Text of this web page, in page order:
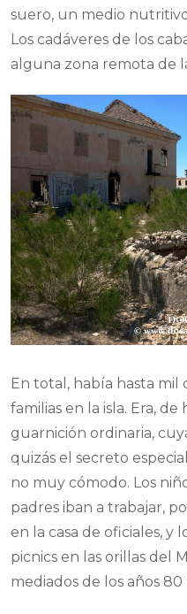
suero, un medio
Los cadáveres de los
alguna zona remota de
En total, había hasta mil
familias en la isla. Era,
guarnición ordinaria,
quizás el secreto
no muy cómodo. Los
padres iban a trabajar,
en la casa de oficiales, y
picnics en las orillas del
mediados de los años